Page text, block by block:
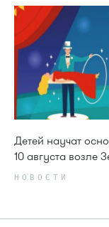
Детей научат
10 августа возле
НОВОСТИ